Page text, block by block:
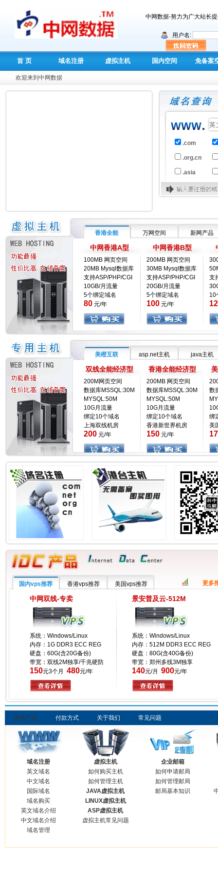
中网数据-努力为广大站长
用户名:
首 页
HOME
域名注册
DOMAIN
虚拟主机 国内空间 免备案
欢迎来到中网数据
.com
.org.cn
.asia
香港全能 万网空间 新网产品
中网香港A型
100MB 网页空间
20MB Mysql数据库
支持ASP/PHP/CGI
10GB/月流量
5个绑定域名
80 元/年
中网香港B型
200MB 网页空间
30MB Mysql数据库
支持ASP/PHP/CGI
20GB/月流量
5个绑定域名
100 元/年
支
10
美橙互联 asp.net主机 java主机
双线全能经济型
200M网页空间
数据库MSSQL:30M
MYSQL:50M
10G月流量
绑定10个域名
上海双线机房
200 元/年
香港全能经济型
200MB 网页空间
数据库MSSQL:30M
MYSQL:50M
10G月流量
绑定10个域名
香港新世界机房
150 元/年
数
绑
美
国内vps推荐 香港vps推荐 美国vps推荐 更多
中网双线-专卖
系统：Windows/Linux
内存：1G DDR3 ECC REG
硬盘：60G(含20G备份)
带宽：双线2M独享/千兆硬防
150元3个月 480元/年
景安普及云-512M
系统：Windows/Linux
内存：512M DDR3 ECC REG
硬盘：80G(含40G备份)
带宽：郑州多线3M独享
140元/月 900元/年
所有产品 付款方式 关于我们 常见问题
域名注册
英文域名
中文域名
国际域名
域名购买
英文域名介绍
中文域名介绍
域名管理
虚拟主机
如何购买主机
如何管理主机
JAVA虚拟主机
LINUX虚拟主机
ASP虚拟主机
虚拟主机常见问题
企业邮箱
如何申请邮局
如何管理邮局
邮局基本知识